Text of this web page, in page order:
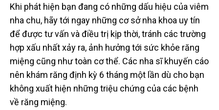
Khi phát hiện bạn đang có những dấu hiệu của viêm
nha chu, hãy tới ngay những cơ sở nha khoa uy tín
để được tư vấn và điều trị kịp thời, tránh các trường
hợp xấu nhất xảy ra, ảnh hưởng tới sức khỏe răng
miệng cũng như toàn cơ thể. Các nha sĩ khuyến cáo
nên khám răng định kỳ 6 tháng một lần dù cho bạn
không xuất hiện những triệu chứng của các bệnh
về răng miệng.